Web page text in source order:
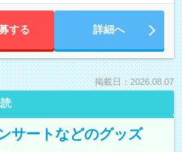
する 詳細へ
掲載日：2026.08.07
サートなどのグッズ